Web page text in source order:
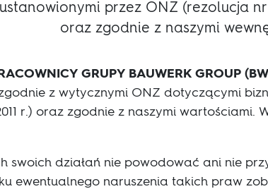
ustanowionymi przez ONZ (rezolucja nr
oraz zgodnie z naszymi
GRUPY BAUWERK GROUP
z wytycznymi ONZ dotyczącymi
r.) oraz zgodnie z naszymi wartościami.
swoich działań nie powodować ani nie
ewentualnego naruszenia takich praw